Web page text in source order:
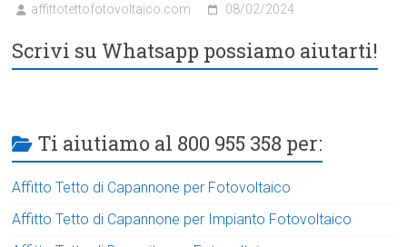
affittotettofotovoltaico.com 08/02/2024
Scrivi su Whatsapp possiamo aiutarti!
Ti aiutiamo al 800 955 358 per:
Affitto Tetto di Capannone per Fotovoltaico
Affitto Tetto di Capannone per Impianto Fotovoltaico